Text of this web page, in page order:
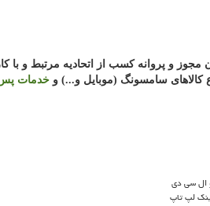
مجوز و پروانه کسب از اتحادیه مرتبط و با
کالاهای سامسونگ (موبایل و...) وخدمات
ال سی دی
لپ تاپ